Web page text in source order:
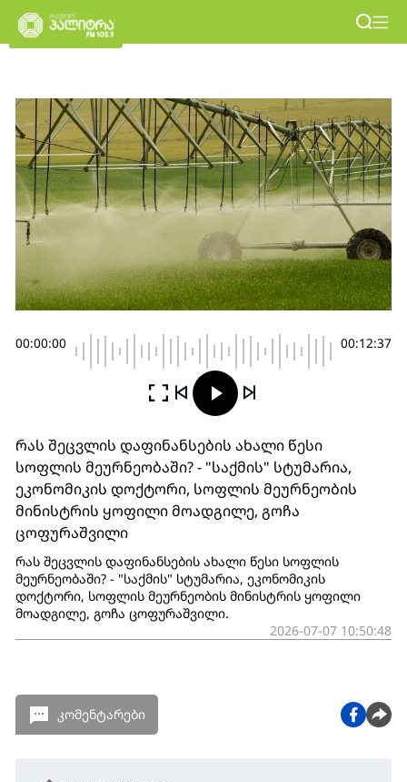
00:00:00 00:12:37
რას შეცვლის დაფინანსების ახალი წესი
სოფლის მეურნეობაში? - "საქმის" სტუმარია,
ეკონომიკის დოქტორი, სოფლის მეურნეობის
მინისტრის ყოფილი მოადგილე, გოჩა
ცოფურაშვილი
რას შეცვლის დაფინანსების ახალი წესი სოფლის
მეურნეობაში? - "საქმის" სტუმარია, ეკონომიკის
დოქტორი, სოფლის მეურნეობის მინისტრის ყოფილი
მოადგილე, გოჩა ცოფურაშვილი.
2026-07-07 10:50:48
კომენტარები